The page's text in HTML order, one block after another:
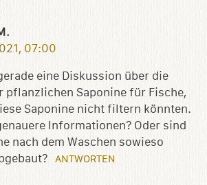
07:00
eine Diskussion über die
pflanzlichen Saponine für Fische,
Saponine nicht filtern könnten.
Informationen? Oder sind
nach dem Waschen sowieso
ANTWORTEN